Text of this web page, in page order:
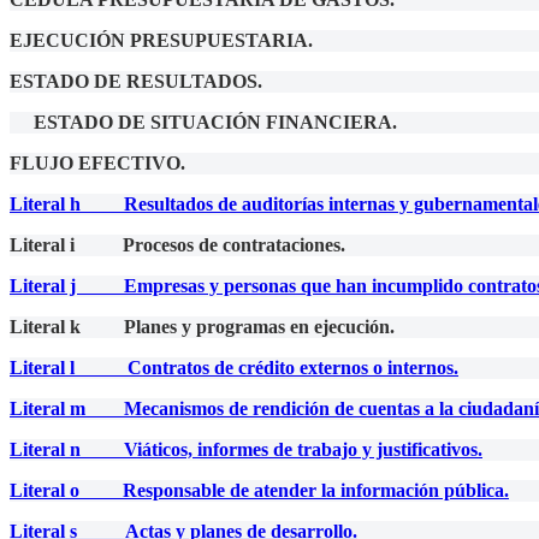
EJECUCIÓN PRESUPUESTARIA.
ESTADO DE RESULTADOS.
ESTADO DE SITUACIÓN FINANCIERA.
FLUJO EFECTIVO.
Literal h Resultados de auditorías internas y
Literal i Procesos de contrataciones.
Literal j Empresas y personas que han incumplido
Literal k Planes y programas en ejecución.
Literal l Contratos de crédito externos o internos.
Literal m Mecanismos de rendición de cuentas a la
Literal n Viáticos, informes de trabajo y justificativos.
Literal o Responsable de atender la información pública.
Literal s Actas y planes de desarrollo.